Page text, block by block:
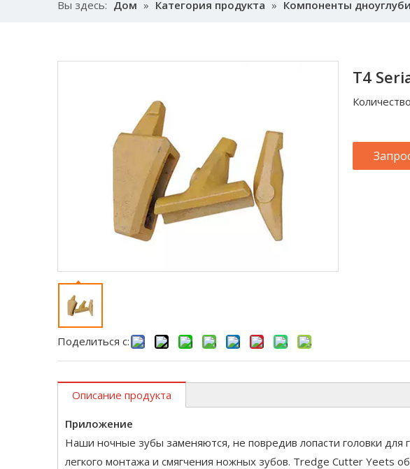
Вы здесь: Дом » Категория продукта » Компоненты
Поделиться с:
T4
Описание продукта
Приложение
Наши ночные зубы заменяются, не повредив лопасти головки
легкого монтажа и смягчения ножных зубов. Tredge Cutter Yeets